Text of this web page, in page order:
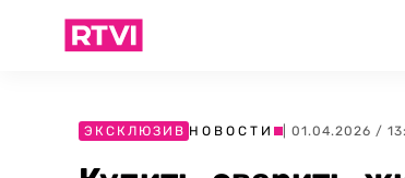
ЭКСКЛЮЗИВ НОВОСТИ | 01.04.2026 /